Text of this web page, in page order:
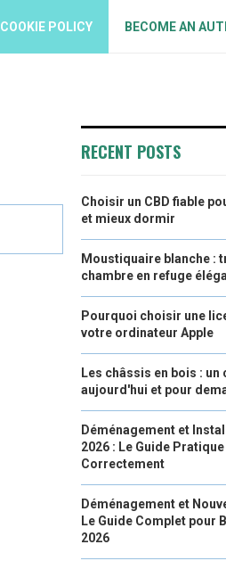
COOKIE POLICY BECOME AN
RECENT POSTS
Choisir un CBD fiable
et mieux dormir
Moustiquaire blanche :
chambre en refuge
Pourquoi choisir une
votre ordinateur Apple
Les châssis en bois :
aujourd'hui et pour
Déménagement et
2026 : Le Guide
Correctement
Déménagement et
Le Guide Complet pour
2026